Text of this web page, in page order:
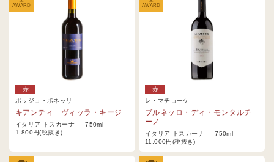
AWARD
赤
ポッジョ・ボネッリ
キアンティ ヴィッラ・キージ
イタリア トスカーナ 750ml
1,800円(税抜き)
AWARD
赤
レ・マチョーケ
ブルネッロ・ディ・モンタルチ
ーノ
イタリア トスカーナ 750ml
11,000円(税抜き)